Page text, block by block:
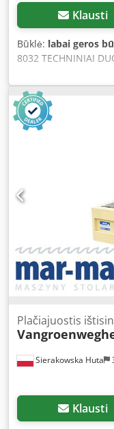
Klausti
Būklė: labai geros
8032 TECHNINIAI
ruošinio plotis: 970
aukštis: 160 mm - 2
volas - 2) Du
variklių galia: 11 kW
Alyja - Stabdis * Iš
Spaudimas -
Spaudimas -
apačios: - Guminis,
Pneumatinė juostos
2 padavimo greičiai -
Darbinis slėgis:
2x160 mm - Bendri
- Svoris: 1370 kg
Nedažyta –
kaina: 21 900 PLN
nuo 4,20 PLN/EUR
Sierakowska Huta
Plačiajuostis
Klausti